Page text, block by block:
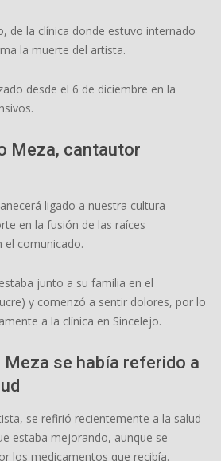
de la clínica donde estuvo internado
la muerte del artista.
desde el 6 de diciembre en la
Meza, cantautor
ligado a nuestra cultura
en la fusión de las raíces
el comunicado.
junto a su familia en el
y comenzó a sentir dolores, por lo
a la clínica en Sincelejo.
se había referido a
se refirió recientemente a la salud
estaba mejorando, aunque se
los medicamentos que recibía.